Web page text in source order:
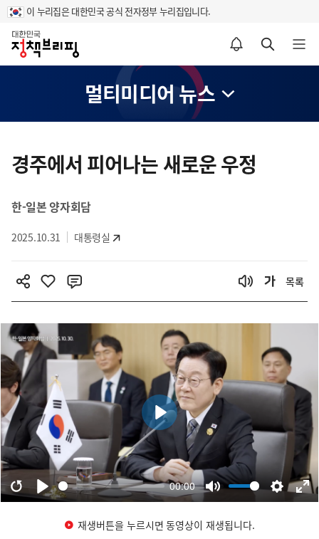
이 누리집은 대한민국 공식 전자정부 누리집입니다.
홈
알림설정 바로가기 검색 바로가기 메뉴 열기
멀티미디어 뉴스
텐
츠
영
역
경주에서 피어나는 새로운 우정
한-일본 양자회담
2025.10.31 대통령실
목록
재생버튼을 누르시면 동영상이 재생됩니다.